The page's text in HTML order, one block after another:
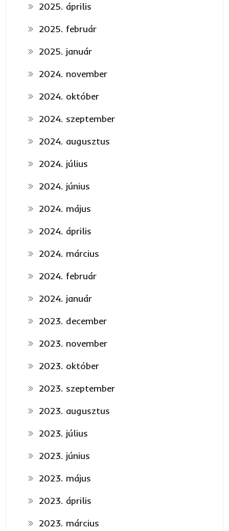
2025. április
2025. február
2025. január
2024. november
2024. október
2024. szeptember
2024. augusztus
2024. július
2024. június
2024. május
2024. április
2024. március
2024. február
2024. január
2023. december
2023. november
2023. október
2023. szeptember
2023. augusztus
2023. július
2023. június
2023. május
2023. április
2023. március